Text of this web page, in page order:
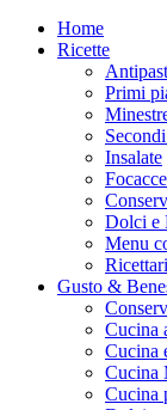
Home
Ricette
Primi
Insalate
Dolci e
Menu
Ricettari
Gusto &
Cucina
Cucina
Cucina
Cucina